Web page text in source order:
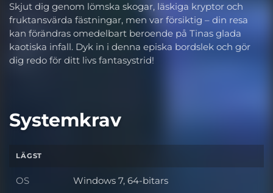
Skjut dig genom lömska skogar, läskiga kryptor och
fruktansvärda fästningar, men var försiktig – din resa
kan förändras omedelbart beroende på Tinas glada
kaotiska infall. Dyk in i denna episka bordslek och gör
dig redo för ditt livs fantasystrid!
Systemkrav
LÄGST
OS OS
Windows 7, 64-bitars